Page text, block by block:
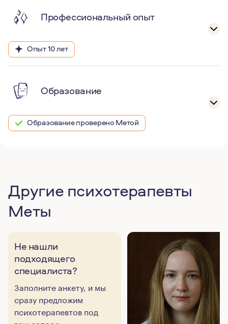
Профессиональный опыт
Опыт 10 лет
Образование
Образование проверено Метой
Другие психотерапевты
Меты
Не нашли
подходящего
специалиста?
Заполните анкету, и мы
сразу предложим
психотерапевтов под